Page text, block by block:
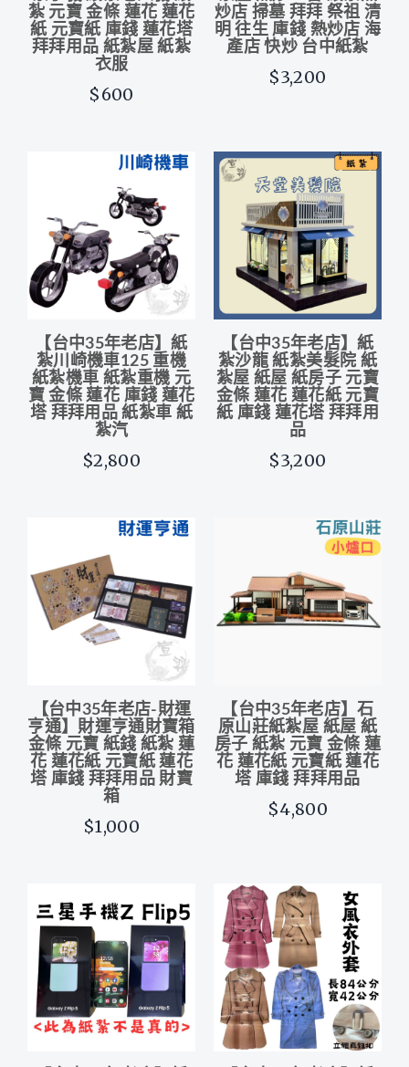
紮 元寶 金條 蓮花 蓮花
紙 元寶紙 庫錢 蓮花塔
拜拜用品 紙紮屋 紙紮
衣服
$600
炒店 掃墓 拜拜 祭祖 清
明 往生 庫錢 熱炒店 海
產店 快炒 台中紙紮
$3,200
【台中35年老店】紙
紮川崎機車125 重機
紙紮機車 紙紮重機 元
寶 金條 蓮花 庫錢 蓮花
塔 拜拜用品 紙紮車 紙
紮汽
$2,800
【台中35年老店】紙
紮沙龍 紙紮美髮院 紙
紮屋 紙屋 紙房子 元寶
金條 蓮花 蓮花紙 元寶
紙 庫錢 蓮花塔 拜拜用
品
$3,200
【台中35年老店-財運
亨通】財運亨通財寶箱
金條 元寶 紙錢 紙紮 蓮
花 蓮花紙 元寶紙 蓮花
塔 庫錢 拜拜用品 財寶
箱
$1,000
【台中35年老店】石
原山莊紙紮屋 紙屋 紙
房子 紙紮 元寶 金條 蓮
花 蓮花紙 元寶紙 蓮花
塔 庫錢 拜拜用品
$4,800